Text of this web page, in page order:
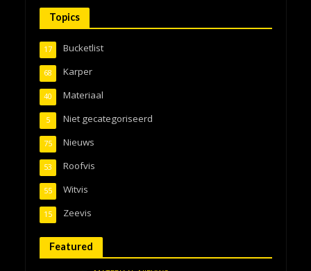
Topics
Bucketlist
17
Karper
68
Materiaal
40
Niet gecategoriseerd
5
Nieuws
75
Roofvis
53
Witvis
55
Zeevis
15
Featured